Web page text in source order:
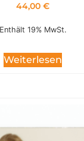
44,00 €
Enthält 19% MwSt.
Weiterlesen